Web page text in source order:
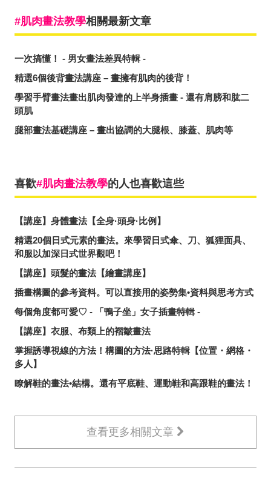
肌肉畫法教學相關最新文章
一次搞懂！ - 男女畫法差異特輯 -
精選6個後背畫法講座 – 畫擁有肌肉的後背！
學習手臂畫法畫出肌肉發達的上半身插畫 - 還有肩膀和肱二
頭肌
腿部畫法基礎講座 – 畫出協調的大腿根、膝蓋、肌肉等
喜歡 肌肉畫法教學的人也喜歡這些
【講座】身體畫法【全身·頭身·比例】
精選20個日式元素的畫法。來學習日式傘、刀、狐狸面具、
和服以加深日式世界觀吧！
【講座】頭髮的畫法【繪畫講座】
插畫構圖的參考資料。可以直接用的姿勢集•資料與思考方式
每個角度都可愛♡ - 「鴨子坐」女子插畫特輯 -
【講座】衣服、布類上的褶皺畫法
掌握誘導視線的方法！構圖的方法·思路特輯【位置・網格・
多人】
瞭解鞋的畫法•結構。還有平底鞋、運動鞋和高跟鞋的畫法！
查看更多相關文章